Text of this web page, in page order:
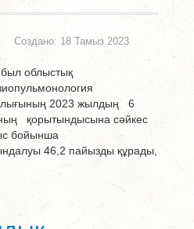
Создано: 18 Тамыз 2023
облыстық
2023 жылдың 6
қорытындысына сәйкес
бойынша
46,2 пайызды құрады,